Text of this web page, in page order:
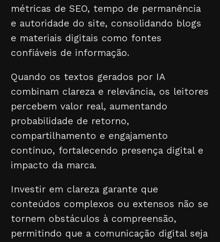
métricas de SEO, tempo de permanência
e autoridade do site, consolidando blogs
e materiais digitais como fontes
confiáveis de informação.
Quando os textos gerados por IA
combinam clareza e relevância, os leitores
percebem valor real, aumentando
probabilidade de retorno,
compartilhamento e engajamento
contínuo, fortalecendo presença digital e
impacto da marca.
Investir em clareza garante que
conteúdos complexos ou extensos não se
tornem obstáculos à compreensão,
permitindo que a comunicação digital seja